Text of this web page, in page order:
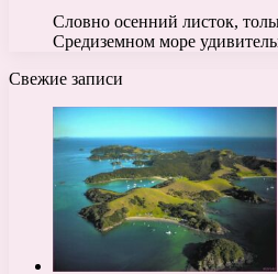
Словно осенний листок,
Средиземном море
Свежие записи